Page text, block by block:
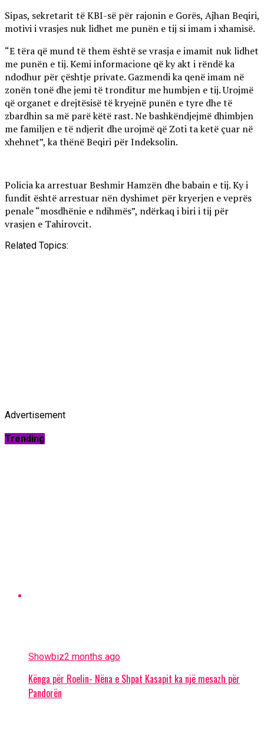
Sipas, sekretarit të KBI-së për rajonin e Gorës, Ajhan Beqiri,
motivi i vrasjes nuk lidhet me punën e tij si imam i xhamisë.
“E tëra që mund të them është se vrasja e imamit nuk lidhet
me punën e tij. Kemi informacione që ky akt i rëndë ka
ndodhur për çështje private. Gazmendi ka qenë imam në
zonën tonë dhe jemi të tronditur me humbjen e tij. Urojmë
që organet e drejtësisë të kryejnë punën e tyre dhe të
zbardhin sa më parë këtë rast. Ne bashkëndjejmë dhimbjen
me familjen e të ndjerit dhe urojmë që Zoti ta ketë çuar në
xhehnet”, ka thënë Beqiri për Indeksolin.
Policia ka arrestuar Beshmir Hamzën dhe babain e tij. Ky i
fundit është arrestuar nën dyshimet për kryerjen e veprës
penale “mosdhënie e ndihmës”, ndërkaq i biri i tij për
vrasjen e Tahirovcit.
Related Topics:
Advertisement
Trending
Showbiz2 months ago
Kënga për Roelin- Nëna e Shpat Kasapit ka një mesazh për
Pandorën